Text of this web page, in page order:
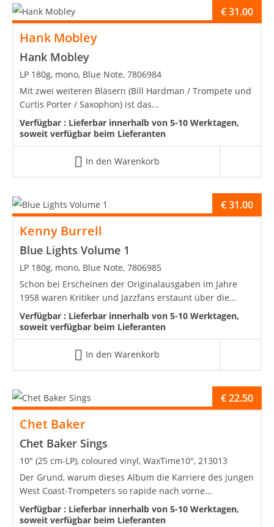
Hank Mobley
Hank Mobley
€31.00
LP 180g, mono, Blue Note, 7806984
Mit zwei weiteren Bläsern (Bill Hardman / Trompete und
Curtis Porter / Saxophon) ist das...
Verfügbar : Lieferbar innerhalb von 5-10 Werktagen,
soweit verfügbar beim Lieferanten
In den Warenkorb
Kenny Burrell
Blue Lights Volume 1
€31.00
LP 180g, mono, Blue Note, 7806985
Schon bei Erscheinen der Originalausgaben im Jahre
1958 waren Kritiker und Jazzfans erstaunt über die...
Verfügbar : Lieferbar innerhalb von 5-10 Werktagen,
soweit verfügbar beim Lieferanten
In den Warenkorb
Chet Baker
Chet Baker Sings
€22.50
10" (25 cm-LP), coloured vinyl, WaxTime10", 213013
Der Grund, warum dieses Album die Karriere des jungen
West Coast-Trompeters so rapide nach vorne...
Verfügbar : Lieferbar innerhalb von 5-10 Werktagen,
soweit verfügbar beim Lieferanten